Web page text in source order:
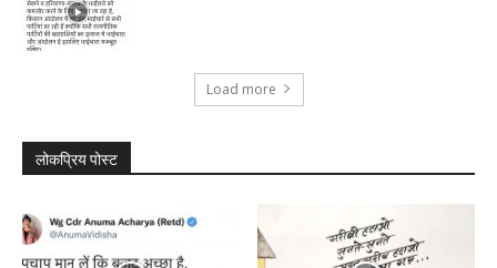
Load more
लोकप्रिय पोस्ट